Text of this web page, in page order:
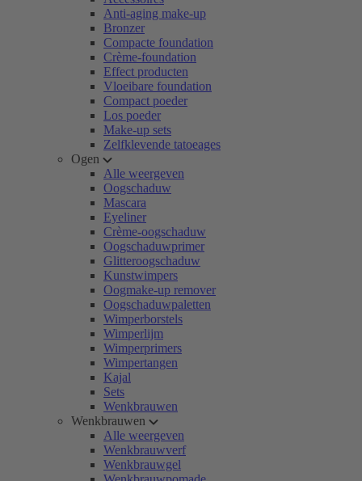
Anti-aging make-up
Bronzer
Compacte foundation
Crème-foundation
Effect producten
Vloeibare foundation
Compact poeder
Los poeder
Make-up sets
Zelfklevende tatoeages
Ogen
Alle weergeven
Oogschaduw
Mascara
Eyeliner
Crème-oogschaduw
Oogschaduwprimer
Glitteroogschaduw
Kunstwimpers
Oogmake-up remover
Oogschaduwpaletten
Wimperborstels
Wimperlijm
Wimperprimers
Wimpertangen
Kajal
Sets
Wenkbrauwen
Wenkbrauwen
Alle weergeven
Wenkbrauwverf
Wenkbrauwgel